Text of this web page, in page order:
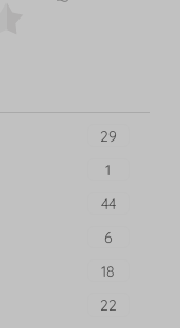
29
1
44
6
18
22